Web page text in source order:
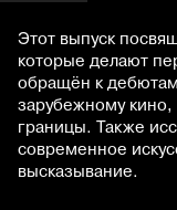
Этот выпуск
которые делают
обращён к
зарубежному
границы. Также
современное
высказывание.